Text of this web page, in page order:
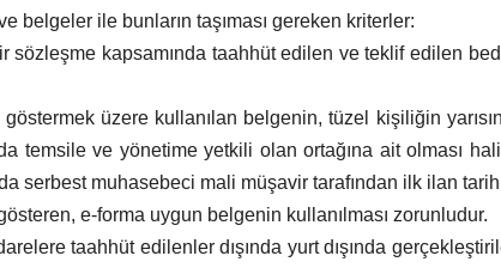
belgeler ile bunların taşıması gereken kriterler:
sözleşme kapsamında taahhüt edilen ve teklif edilen
üzere kullanılan belgenin, tüzel kişiliğin
temsile ve yönetime yetkili olan ortağına ait olması
serbest muhasebeci mali müşavir tarafından ilk ilan
e-forma uygun belgenin kullanılması zorunludur.
taahhüt edilenler dışında yurt dışında